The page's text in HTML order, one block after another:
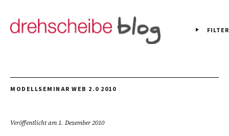
FILTER
MODELLSEMINAR WEB 2.0 2010
Veröffentlicht am1. Dezember 2010